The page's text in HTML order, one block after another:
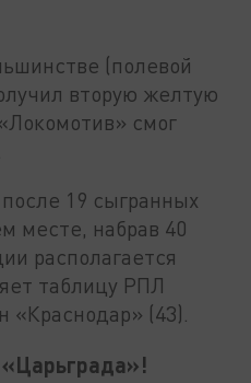
(полевой
вторую желтую
смог
19 сыгранных
месте, набрав 40
располагается
таблицу РПЛ
(43).